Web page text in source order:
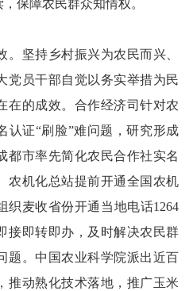
保障农民群众知情权。
坚持乡村振兴为农民而兴、
党员干部自觉以务实举措为民
在的成效。合作经济司针对农
认证“刷脸”难问题，研究形成
都市率先简化农民合作社实名
农机化总站提前开通全国农机
织麦收省份开通当地电话1264
接即转即办，及时解决农民群
题。中国农业科学院派出近百
推动熟化技术落地，推广玉米